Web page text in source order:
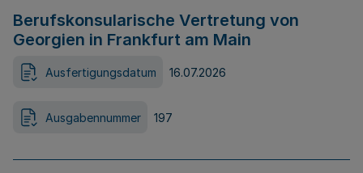
Berufskonsularische Vertretung von
Georgien in Frankfurt am Main
Ausfertigungsdatum 16.07.2026
Ausgabennummer 197